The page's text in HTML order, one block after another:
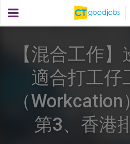
【混合工作
適合打工仔
（
第3、香港